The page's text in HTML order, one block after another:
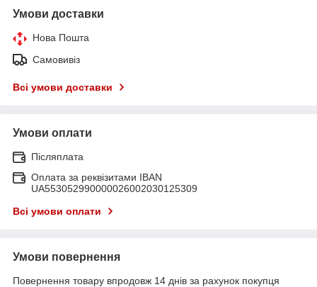
Умови доставки
Нова Пошта
Самовивіз
Всі умови доставки
Умови оплати
Післяплата
Оплата за реквізитами IBAN
UA553052990000026002030125309
Всі умови оплати
Умови повернення
Повернення товару впродовж 14 днів за рахунок покупця